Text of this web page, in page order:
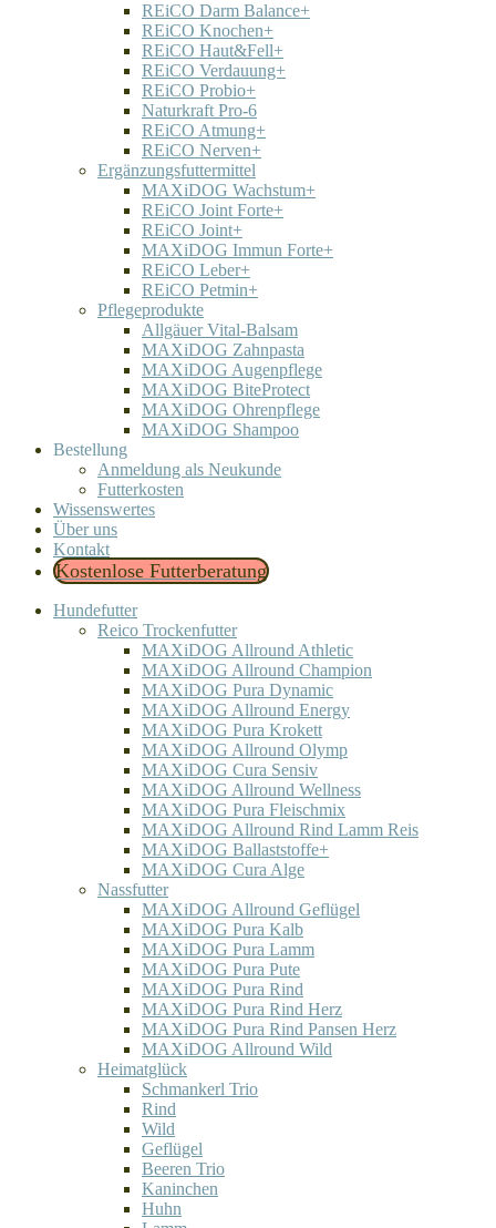
REiCO Darm Balance+
REiCO Knochen+
REiCO Haut&Fell+
REiCO Verdauung+
REiCO Probio+
Naturkraft Pro-6
REiCO Atmung+
REiCO Nerven+
Ergänzungsfuttermittel
MAXiDOG Wachstum+
REiCO Joint Forte+
REiCO Joint+
MAXiDOG Immun Forte+
REiCO Leber+
REiCO Petmin+
Pflegeprodukte
Allgäuer Vital-Balsam
MAXiDOG Zahnpasta
MAXiDOG Augenpflege
MAXiDOG BiteProtect
MAXiDOG Ohrenpflege
MAXiDOG Shampoo
Bestellung
Anmeldung als Neukunde
Futterkosten
Wissenswertes
Über uns
Kontakt
Kostenlose Futterberatung
Hundefutter
Reico Trockenfutter
MAXiDOG Allround Athletic
MAXiDOG Allround Champion
MAXiDOG Pura Dynamic
MAXiDOG Allround Energy
MAXiDOG Pura Krokett
MAXiDOG Allround Olymp
MAXiDOG Cura Sensiv
MAXiDOG Allround Wellness
MAXiDOG Pura Fleischmix
MAXiDOG Allround Rind Lamm Reis
MAXiDOG Ballaststoffe+
MAXiDOG Cura Alge
Nassfutter
MAXiDOG Allround Geflügel
MAXiDOG Pura Kalb
MAXiDOG Pura Lamm
MAXiDOG Pura Pute
MAXiDOG Pura Rind
MAXiDOG Pura Rind Herz
MAXiDOG Pura Rind Pansen Herz
MAXiDOG Allround Wild
Heimatglück
Schmankerl Trio
Rind
Wild
Geflügel
Beeren Trio
Kaninchen
Huhn